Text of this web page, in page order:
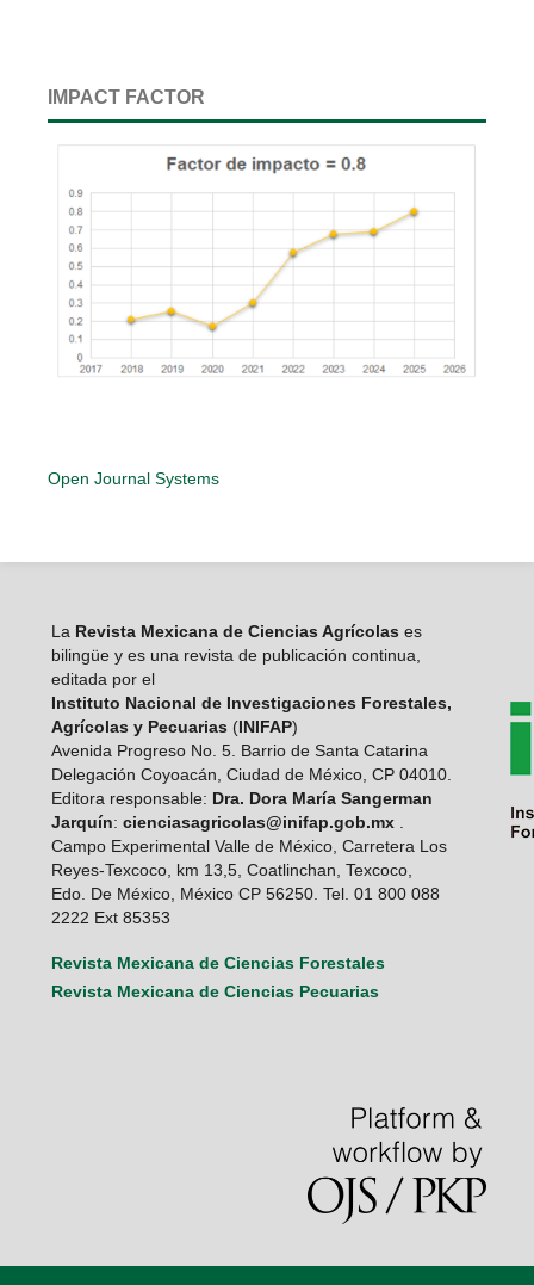
IMPACT FACTOR
Open Journal Systems
La Revista Mexicana de Ciencias Agrícolas es
bilingüe y es una revista de publicación continua,
editada por el
Instituto Nacional de Investigaciones Forestales,
Agrícolas y Pecuarias (INIFAP)
Avenida Progreso No. 5. Barrio de Santa Catarina
Delegación Coyoacán, Ciudad de México, CP 04010.
Editora responsable: Dra. Dora María Sangerman
Jarquín: cienciasagricolas@inifap.gob.mx.
Campo Experimental Valle de México, Carretera Los
Reyes-Texcoco, km 13,5, Coatlinchan, Texcoco,
Edo. De México, México CP 56250. Tel. 01 800 088
2222 Ext 85353
Revista Mexicana de Ciencias Forestales
Revista Mexicana de Ciencias Pecuarias